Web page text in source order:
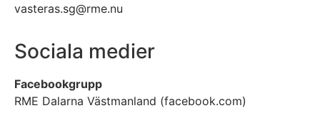
vasteras.sg@rme.nu
Sociala medier
Facebookgrupp
RME Dalarna Västmanland (facebook.com)